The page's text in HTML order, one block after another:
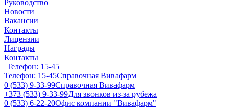
Руководство
Новости
Вакансии
Контакты
Лицензии
Награды
Контакты
Телефон: 15-45
Телефон: 15-45Справочная Вивафарм
0 (533) 9-33-99Справочная Вивафарм
+373 (533) 9-33-99Для звонков из-за рубежа
0 (533) 6-22-20Офис компании "Вивафарм"